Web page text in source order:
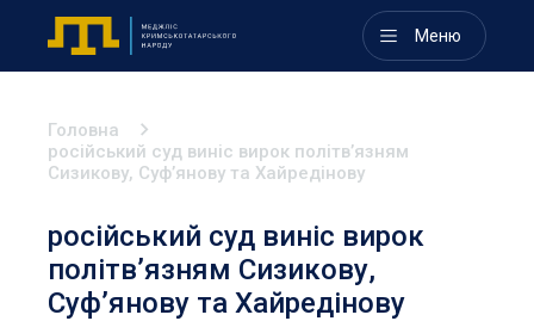
Меню
Головна
російський суд виніс вирок політв’язням
Сизикову, Суф’янову та Хайредінову
російський суд виніс вирок
політв’язням Сизикову,
Суф’янову та Хайредінову